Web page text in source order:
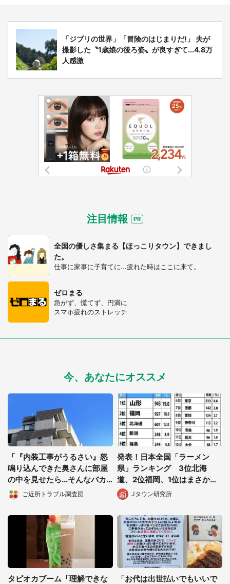
選択する
「ジブリの世界」「冒険のはじまりだ!」 夫が
撮影した〝1歳娘の後ろ姿〟が良すぎて...4.8万
人感激
注目情報
全国の優しさ集まる【ほっこりタウン】できまし
た。
仕事に家事に子育てに...疲れた時はここに来て。
ゼロまる
急がず、慌てず、円満に
スマホ疲れのストレッチ
今、あなたにオススメ
「『内装工事がうるさい』怒
鳴り込んできた奥さんに部屋
の中を見せたら...そんなバカ
な！」（都道府県・年齢不
明）
ご近所トラブル調査団
発表！日本全国「ラーメン
県」ランキング 3位北海
道、2位福岡、1位はまさか
の... Jタウン研究所
タピオカブーム「理解できな
「お代は出世払いでもいいで